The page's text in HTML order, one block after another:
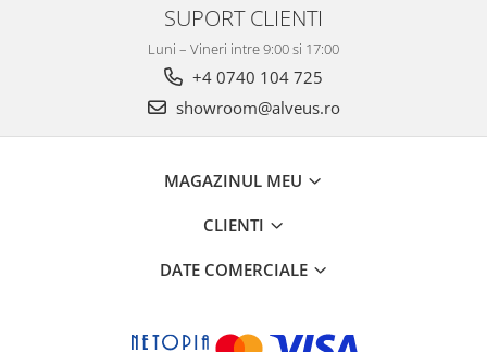
SUPORT CLIENTI
Luni – Vineri intre 9:00 si 17:00
+4 0740 104 725
showroom@alveus.ro
MAGAZINUL MEU
CLIENTI
DATE COMERCIALE